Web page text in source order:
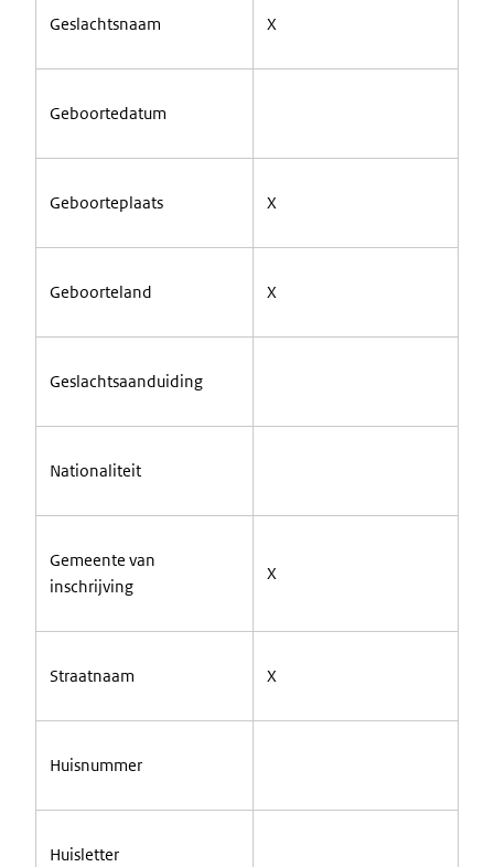
Geslachtsnaam X
Geboortedatum
Geboorteplaats X
Geboorteland X
Geslachtsaanduiding
Nationaliteit
Gemeente van
inschrijving
X
Straatnaam X
Huisnummer
Huisletter